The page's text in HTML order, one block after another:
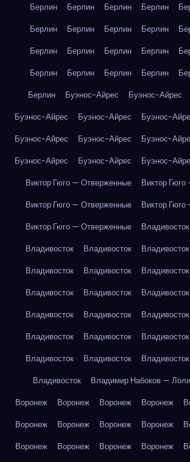
Берлин Берлин Берлин Берлин
Берлин
Берлин Берлин Берлин
Берлин
Берлин Берлин Берлин
Берлин
Берлин Берлин Берлин
Берлин
Буэнос-Айрес Буэнос-Айрес
Буэнос-Айрес
Буэнос-Айрес Буэнос-
Буэнос-Айрес
Буэнос-Айрес Буэнос-
Буэнос-Айрес
Буэнос-Айрес Буэнос-
Виктор Гюго — Отверженные
Виктор
Виктор Гюго — Отверженные
Виктор
Виктор Гюго — Отверженные
Владивосток
Владивосток
Владивосток Владивосток
Владивосток
Владивосток Владивосток
Владивосток
Владивосток Владивосток
Владивосток
Владивосток Владивосток
Владивосток
Владивосток Владивосток
Владивосток
Владивосток Владивосток
Владивосток
Владимир Набоков —
Воронеж
Воронеж Воронеж Воронеж
Воронеж
Воронеж Воронеж Воронеж
Воронеж
Воронеж Воронеж Воронеж